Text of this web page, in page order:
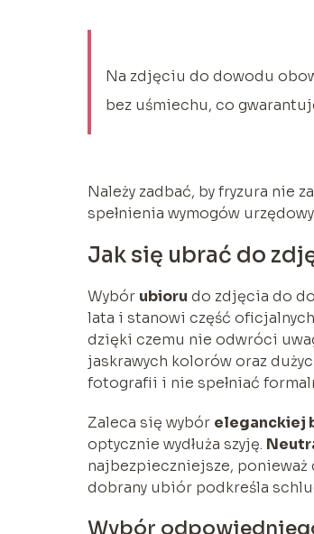
Na zdjęciu do dowodu
bez uśmiechu, co
Należy zadbać, by fryzura nie
spełnienia wymogów
Jak się ubrać do
Wybór ubioru do zdjęcia do
lata i stanowi część
dzięki czemu nie odwróci
jaskrawych kolorów oraz
fotografii i nie spełniać
Zaleca się wybór eleganckiej
optycznie wydłuża szyję.
najbezpieczniejsze, ponieważ
dobrany ubiór podkreśla
Wybór